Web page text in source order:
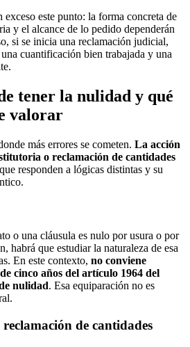
este punto: la forma concreta de
y el alcance de lo pedido dependerán
si se inicia una reclamación judicial,
cuantificación bien trabajada y una
tener la nulidad y qué
valorar
más errores se cometen. La acción
o reclamación de cantidades
responden a lógicas distintas y su
o una cláusula es nulo por usura o por
habrá que estudiar la naturaleza de esa
En este contexto, no conviene
cinco años del artículo 1964 del
nulidad. Esa equiparación no es
de cantidades